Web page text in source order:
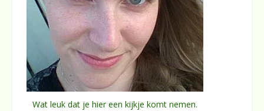
Wat leuk dat je hier een kijkje komt nemen.